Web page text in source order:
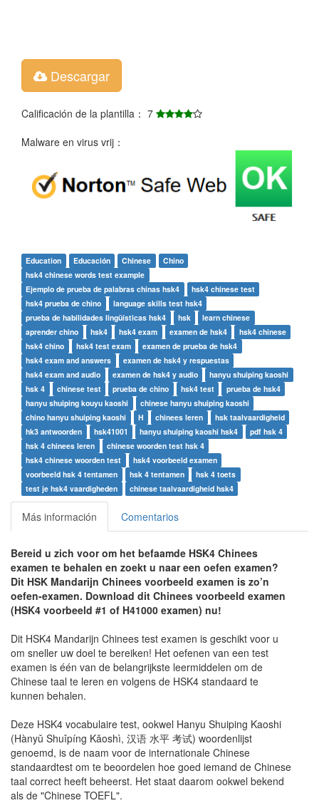
Descargar
Calificación de la plantilla： 7
Malware en virus vrij：
Education Educación Chinese
Chino
hsk4 chinese words test example
Ejemplo de prueba de palabras chinas hsk4
hsk4 chinese test
hsk4 prueba de chino
language skills test hsk4
prueba de habilidades lingüísticas hsk4
hsk
learn chinese
aprender chino
hsk4 hsk4 exam examen de hsk4
hsk4 chinese
hsk4 chino
hsk4 test exam
examen de prueba de hsk4
hsk4 exam and answers
examen de hsk4 y respuestas
hsk4 exam and audio
examen de hsk4 y audio
hanyu shuiping kaoshi
hsk 4
chinese test prueba de chino hsk4 test
prueba de hsk4
hanyu shuiping kouyu kaoshi
chinese hanyu shuiping kaoshi
chino hanyu shuiping kaoshi
H chinees leren
hsk taalvaardigheid
hk3 antwoorden
hsk41001 hanyu shuiping kaoshi hsk4
pdf hsk 4
hsk 4 chinees leren
chinese woorden test hsk 4
hsk4 chinese woorden test
hsk4 voorbeeld examen
voorbeeld hsk 4 tentamen
hsk 4 tentamen
hsk 4 toets
test je hsk4 vaardigheden
chinese taalvaardigheid hsk4
Más información Comentarios
Bereid u zich voor om het befaamde HSK4 Chinees
examen te behalen en zoekt u naar een oefen examen?
Dit HSK Mandarijn Chinees voorbeeld examen is zo’n
oefen-examen. Download dit Chinees voorbeeld examen
(HSK4 voorbeeld #1 of H41000 examen) nu!
Dit HSK4 Mandarijn Chinees test examen is geschikt voor u
om sneller uw doel te bereiken! Het oefenen van een test
examen is één van de belangrijkste leermiddelen om de
Chinese taal te leren en volgens de HSK4 standaard te
kunnen behalen.
Deze HSK4 vocabulaire test, ookwel Hanyu Shuiping Kaoshi
(Hànyǔ Shuǐpíng Kǎoshì, 汉语 水平 考试) woordenlijst
genoemd, is de naam voor de internationale Chinese
standaardtest om te beoordelen hoe goed iemand de Chinese
taal correct heeft beheerst. Het staat daarom ookwel bekend
als de "Chinese TOEFL".